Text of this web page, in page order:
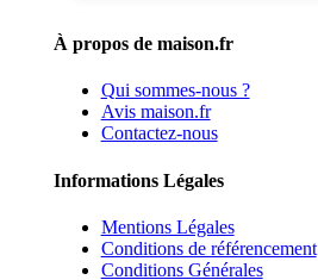
À propos de maison.fr
Qui sommes-nous ?
Avis maison.fr
Contactez-nous
Informations Légales
Mentions Légales
Conditions de référencement
Conditions Générales